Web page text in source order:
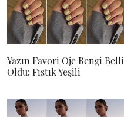
Yazın Favori Oje Rengi Belli
Oldu: Fıstık Yeşili